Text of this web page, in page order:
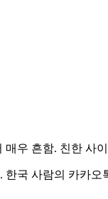
우 흔함. 친한 사
국 사람의 카카